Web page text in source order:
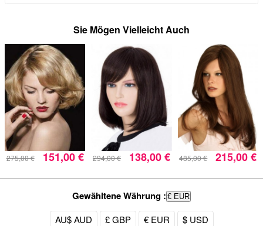
Sie Mögen Vielleicht Auch
275,00 € 151,00 € 294,00 € 138,00 € 485,00 € 215,00 €
Gewähltene Währung : € EUR
AU$ AUD £ GBP € EUR $ USD